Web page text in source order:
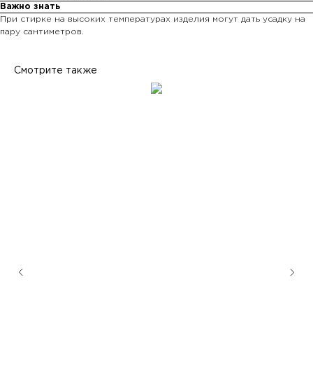
Важно знать
При стирке на высоких температурах изделия могут дать усадку на
пару сантиметров.
Смотрите также